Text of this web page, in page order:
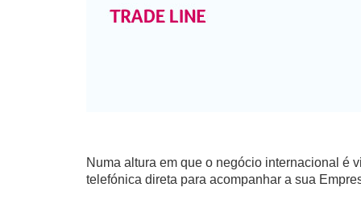
Numa altura em que o negócio internacional é
telefónica direta para acompanhar a sua